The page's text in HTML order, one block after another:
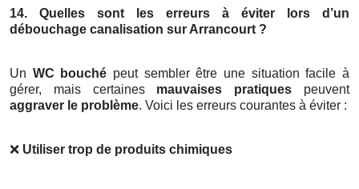
14. Quelles sont les erreurs à éviter lors d’un
débouchage canalisation sur Arrancourt ?
Un WC bouché peut sembler être une situation facile à
gérer, mais certaines mauvaises pratiques peuvent
aggraver le problème. Voici les erreurs courantes à éviter :
❌ Utiliser trop de produits chimiques